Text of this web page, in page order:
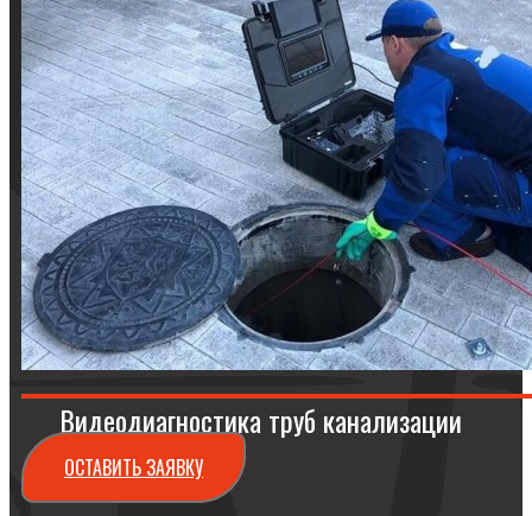
Видеодиагностика труб канализации
ОСТАВИТЬ ЗАЯВКУ